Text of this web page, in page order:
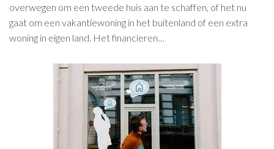
overwegen om een tweede huis aan te schaffen, of het nu
gaat om een vakantiewoning in het buitenland of een extra
woning in eigen land. Het financieren…